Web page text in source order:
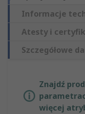
Informacje
Atesty i
Szczegółowe
Znajdź
więcej